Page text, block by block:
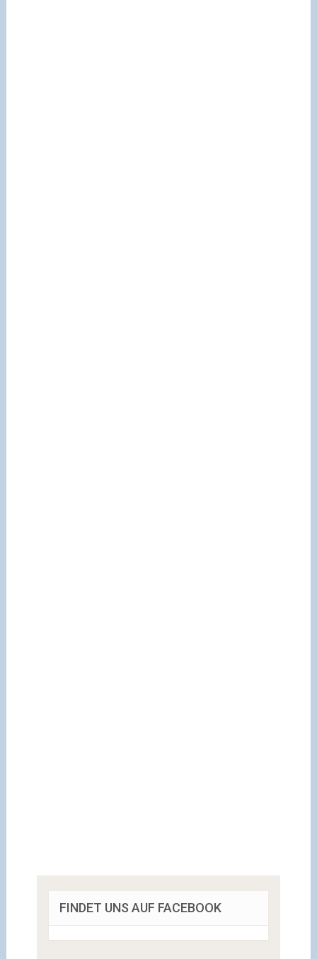
FINDET UNS AUF FACEBOOK